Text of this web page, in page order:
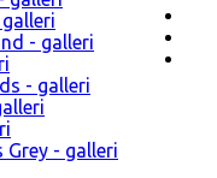
- galleri
- galleri
Grey - galleri